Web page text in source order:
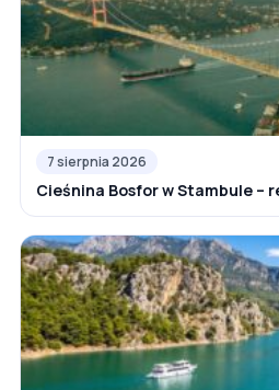
7 sierpnia 2026
Cieśnina Bosfor w Stambule –